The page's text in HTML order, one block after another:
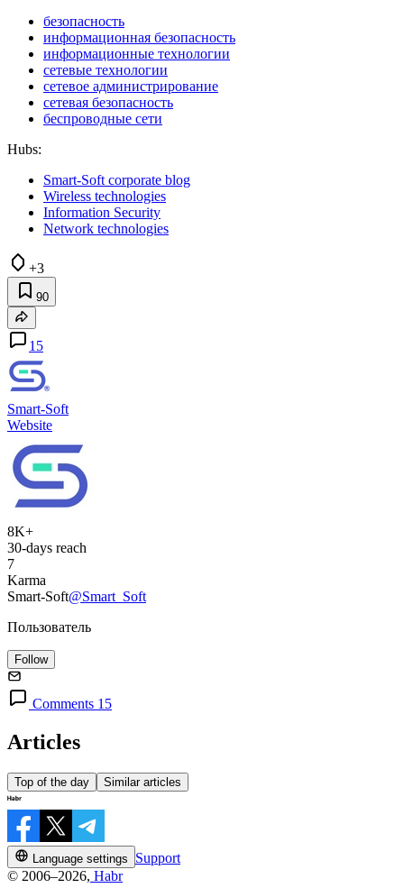
безопасность
информационная безопасность
информационные технологии
сетевые технологии
сетевое администрирование
сетевая безопасность
беспроводные сети
Hubs:
Smart-Soft corporate blog
Wireless technologies
Information Security
Network technologies
+3
90
15
Smart-Soft
Website
8K+
30-days reach
7
Karma
Smart-Soft@Smart_Soft
Пользователь
Follow
Comments 15
Articles
Top of the day Similar articles
Language settings
Support
© 2006–2026, Habr